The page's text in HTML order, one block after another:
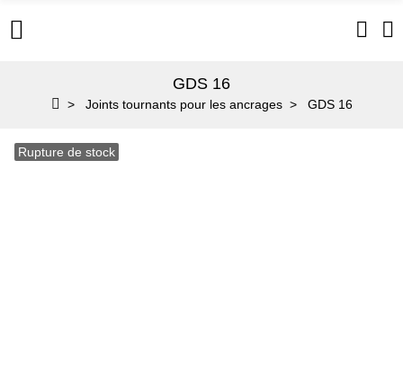
GDS 16
Joints tournants pour les ancrages GDS 16
Rupture de stock